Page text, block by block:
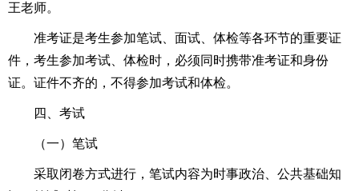
王老师。
准考证是考生参加笔试、面试、体检等各环节的重要证
件，考生参加考试、体检时，必须同时携带准考证和身份
证。证件不齐的，不得参加考试和体检。
四、考试
（一）笔试
采取闭卷方式进行，笔试内容为时事政治、公共基础知